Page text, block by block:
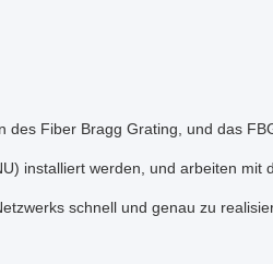
Fiber Bragg Grating, und das
installiert werden, und arbeiten mit
schnell und genau zu